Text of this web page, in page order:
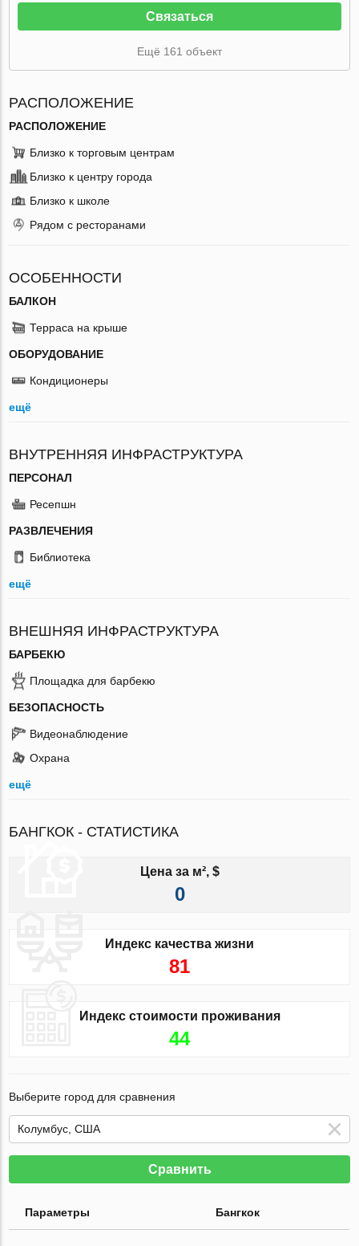
Связаться
Ещё 161 объект
РАСПОЛОЖЕНИЕ
РАСПОЛОЖЕНИЕ
Близко к торговым центрам
Близко к центру города
Близко к школе
Рядом с ресторанами
ОСОБЕННОСТИ
БАЛКОН
Терраса на крыше
ОБОРУДОВАНИЕ
Кондиционеры
ещё
ВНУТРЕННЯЯ ИНФРАСТРУКТУРА
ПЕРСОНАЛ
Ресепшн
РАЗВЛЕЧЕНИЯ
Библиотека
ещё
ВНЕШНЯЯ ИНФРАСТРУКТУРА
БАРБЕКЮ
Площадка для барбекю
БЕЗОПАСНОСТЬ
Видеонаблюдение
Охрана
ещё
БАНГКОК - СТАТИСТИКА
Цена за м², $
0
Индекс качества жизни
81
Индекс стоимости проживания
44
Выберите город для сравнения
Сравнить
Параметры Бангкок